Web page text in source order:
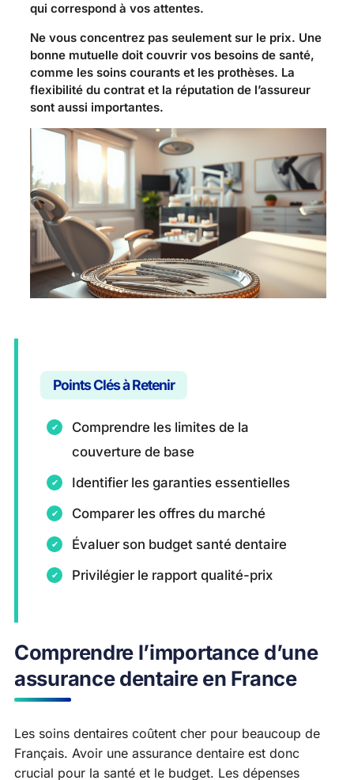
qui correspond à vos attentes.
Ne vous concentrez pas seulement sur le prix. Une
bonne mutuelle doit couvrir vos besoins de santé,
comme les soins courants et les prothèses. La
flexibilité du contrat et la réputation de l’assureur
sont aussi importantes.
Points Clés à Retenir
Comprendre les limites de la
couverture de base
Identifier les garanties essentielles
Comparer les offres du marché
Évaluer son budget santé dentaire
Privilégier le rapport qualité-prix
Comprendre l’importance d’une
assurance dentaire en France
Les soins dentaires coûtent cher pour beaucoup de
Français. Avoir une assurance dentaire est donc
crucial pour la santé et le budget. Les dépenses